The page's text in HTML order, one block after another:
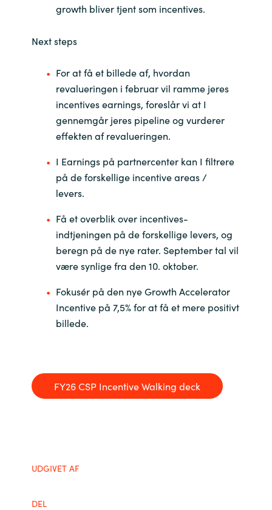
growth bliver tjent som incentives.
Next steps
For at få et billede af, hvordan
revalueringen i februar vil ramme jeres
incentives earnings, foreslår vi at I
gennemgår jeres pipeline og vurderer
effekten af revalueringen.
I Earnings på partnercenter kan I filtrere
på de forskellige incentive areas /
levers.
Få et overblik over incentives-
indtjeningen på de forskellige levers, og
beregn på de nye rater. September tal vil
være synlige fra den 10. oktober.
Fokusér på den nye Growth Accelerator
Incentive på 7,5% for at få et mere positivt
billede.
FY26CSPIncentiveWalking deck
UDGIVET AF
DEL